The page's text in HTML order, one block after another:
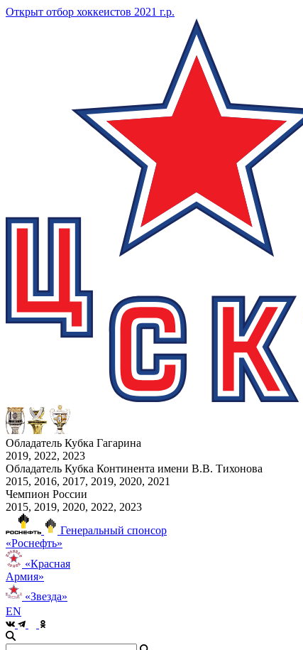
Открыт отбор хоккеистов 2021 г.р.
Обладатель Кубка Гагарина
2019, 2022, 2023
Обладатель Кубка Континента имени В.В. Тихонова
2015, 2016, 2017, 2019, 2020, 2021
Чемпион России
2015, 2019, 2020, 2022, 2023
Генеральный спонсор
«Роснефть»
«Красная
Армия»
«Звезда»
EN